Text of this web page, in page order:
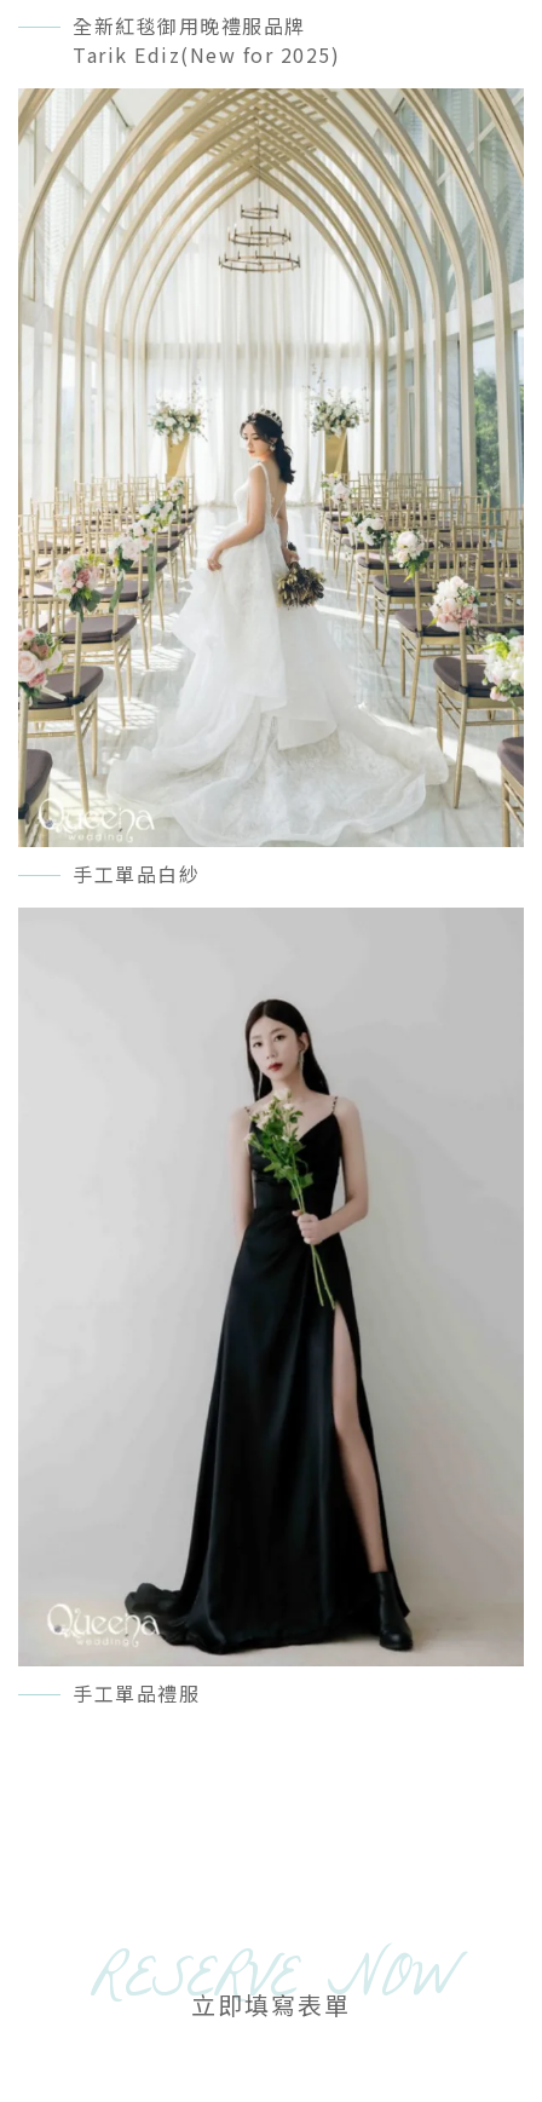
READ MORE＋
全新紅毯御用晚禮服品牌
Tarik Ediz(New for 2025)
READ MORE＋
手工單品白紗
手工單品禮服
RESERVE NOW
立即填寫表單